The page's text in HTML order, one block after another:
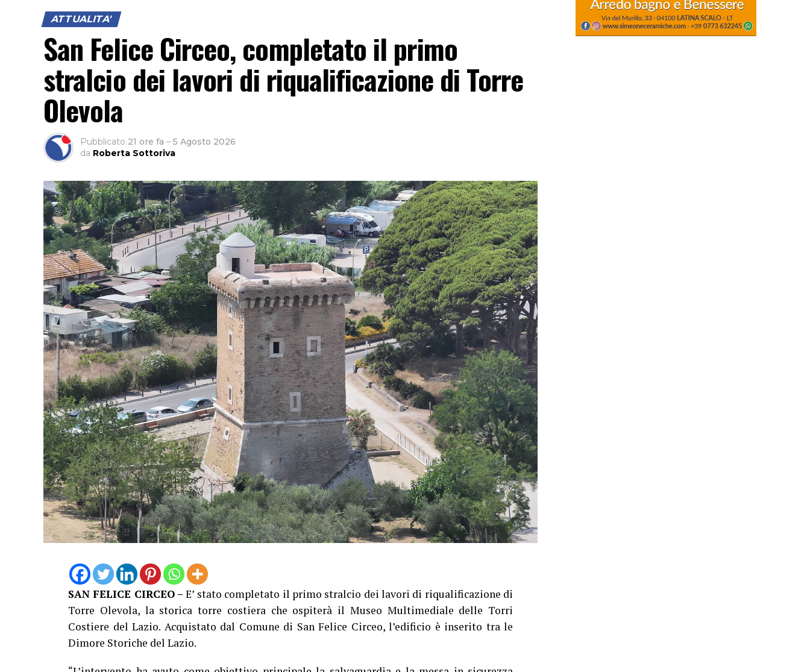
ATTUALITA'
San Felice Circeo, completato il primo
stralcio dei lavori di riqualificazione di Torre
Olevola
Pubblicato 21 ore fa – 5 Agosto 2026
da Roberta Sottoriva
SAN FELICE CIRCEO – E’ stato completato il primo stralcio dei lavori di riqualificazione di
Torre Olevola, la storica torre costiera che ospiterà il Museo Multimediale delle Torri
Costiere del Lazio. Acquistato dal Comune di San Felice Circeo, l’edificio è inserito tra le
Dimore Storiche del Lazio.